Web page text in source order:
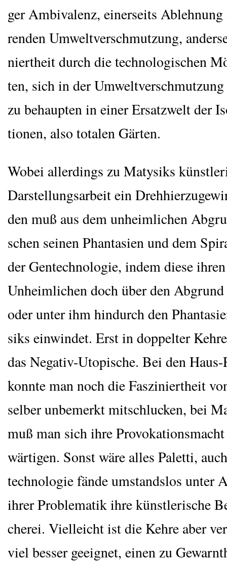
ger Ambi­va­lenz, einer­seits
ren­den Umwelt­ver­schmut­zung,
niert­heit durch die tech­no­lo­gi­schen
ten, sich in der Umwelt­ver­schmut­zung
zu behaup­ten in einer Ersatz­welt der
tio­nen, also tota­len Gärten.
Wobei aller­dings zu Maty­siks
Dar­stel­lungs­ar­beit ein
den muß aus dem unheim­li­chen
schen sei­nen Phan­ta­sien und dem
der Gen­tech­no­lo­gie, indem die­se
Unheim­li­chen doch über den
oder unter ihm hin­durch den
siks ein­win­det. Erst in dop­pel­ter
das Nega­tiv-Uto­pi­sche. Bei den Haus-
konn­te man noch die Fas­zi­niert­heit
sel­ber unbe­merkt mit­schlu­cken, bei
muß man sich ihre
wär­ti­gen. Sonst wäre alles Palet­ti,
tech­no­lo­gie fän­de umstands­los unter
ihrer Pro­ble­ma­tik ihre künst­le­ri­sche
che­rei. Viel­leicht ist die Keh­re aber
viel bes­ser geeig­net, einen zu